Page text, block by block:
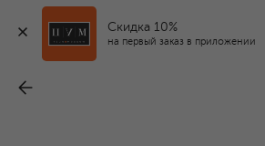
Скидка 10%
на первый заказ в приложении